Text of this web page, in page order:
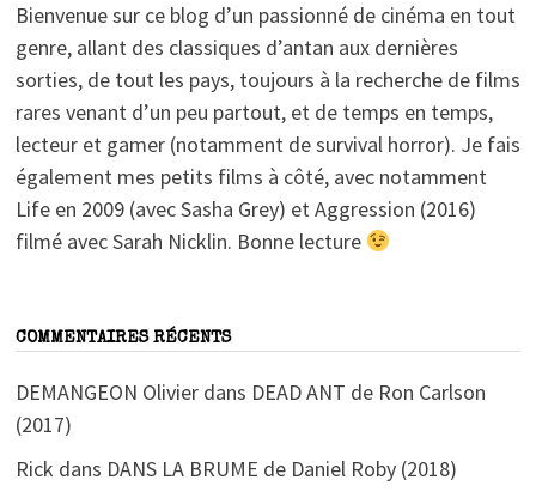
Bienvenue sur ce blog d’un passionné de cinéma en tout
genre, allant des classiques d’antan aux dernières
sorties, de tout les pays, toujours à la recherche de films
rares venant d’un peu partout, et de temps en temps,
lecteur et gamer (notamment de survival horror). Je fais
également mes petits films à côté, avec notamment
Life en 2009 (avec Sasha Grey) et Aggression (2016)
filmé avec Sarah Nicklin. Bonne lecture
COMMENTAIRES RÉCENTS
DEMANGEON Olivierdans DEAD ANT de Ron Carlson
(2017)
Rick dans DANS LA BRUME de Daniel Roby (2018)